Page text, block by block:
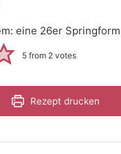
eine 26er
5 from 2 votes
Rezept drucken